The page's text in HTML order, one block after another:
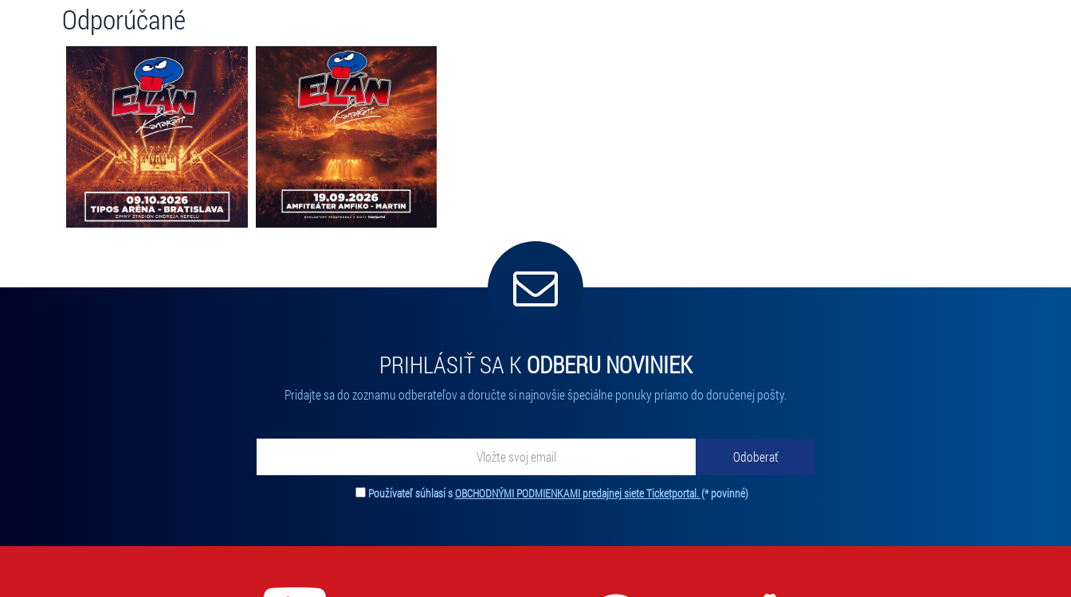
Odporúčané
PRIHLÁSIŤ SA K ODBERU NOVINIEK
Pridajte sa do zoznamu odberateľov a doručte si najnovšie špeciálne ponuky priamo do doručenej pošty.
Odoberať
Zadajte svoju e-mailovú adresu, na ktorú vám budeme zasielať novinky. Vaša adresa nebude zdieľaná s tretími stranami.
Používateľ súhlasí sOBCHODNÝMI PODMIENKAMI predajnej siete Ticketportal. (* povinné)Tento súhlas je povinný na odber newslettra. Bez súhlasu nie je možné vás